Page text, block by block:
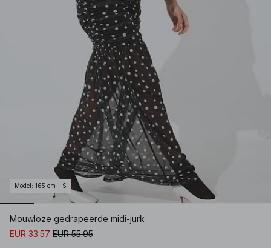
Model : 165 cm - S
Mouwloze gedrapeerde midi-jurk
EUR 33.57 EUR 55.95